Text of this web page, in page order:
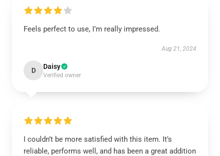
Feels perfect to use, I’m really impressed.
Aug 21, 2024
D Daisy
Verified owner
I couldn’t be more satisfied with this item. It’s
reliable, performs well, and has been a great addition